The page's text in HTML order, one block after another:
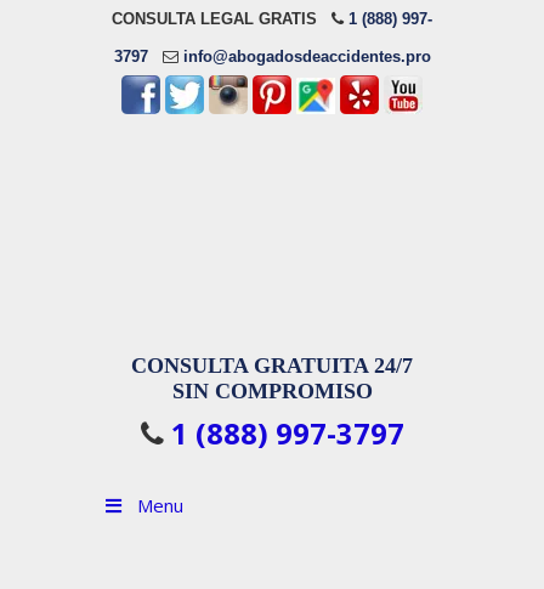
CONSULTA LEGAL GRATIS 1 (888) 997-
3797 info@abogadosdeaccidentes.pro
CONSULTA GRATUITA 24/7
SIN COMPROMISO
1 (888) 997-3797
Menu